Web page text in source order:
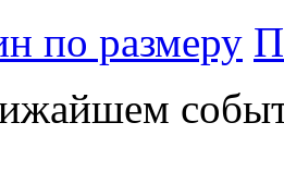
по размеру